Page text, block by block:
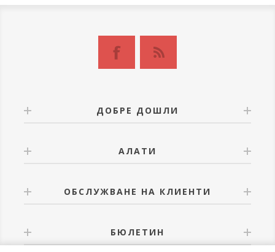
ДОБРЕ ДОШЛИ
АЛАТИ
ОБСЛУЖВАНЕ НА КЛИЕНТИ
БЮЛЕТИН